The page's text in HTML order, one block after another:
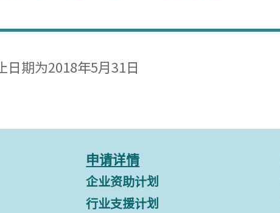
日期为2018年5月31日
申请详情
企业资助计划
行业支援计划